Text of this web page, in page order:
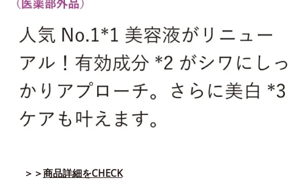
＞＞商品詳細をCHECK